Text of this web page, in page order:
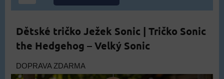
Dětské tričko Ježek Sonic | Tričko Sonic
the Hedgehog – Velký Sonic
DOPRAVA ZDARMA